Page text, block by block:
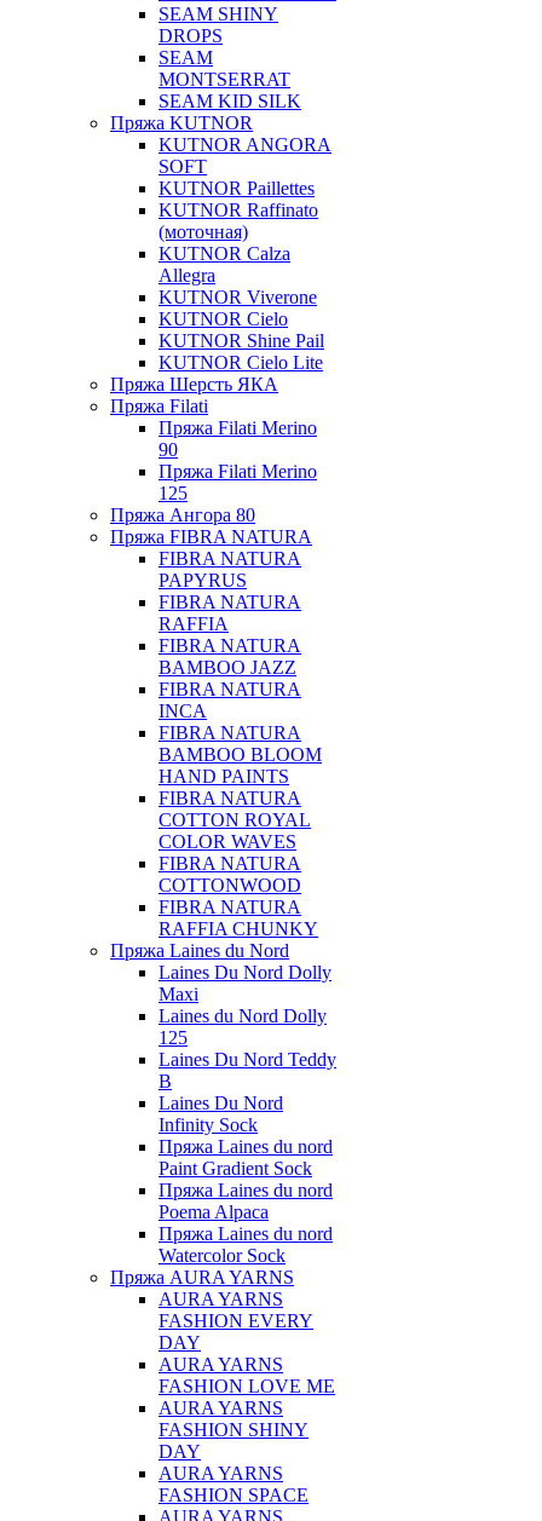
SEAM SHINY
DROPS
SEAM
MONTSERRAT
SEAM KID SILK
Пряжа KUTNOR
KUTNOR ANGORA
SOFT
KUTNOR Paillettes
KUTNOR Raffinato
(моточная)
KUTNOR Calza
Allegra
KUTNOR Viverone
KUTNOR Cielo
KUTNOR Shine Pail
KUTNOR Cielo Lite
Пряжа Шерсть ЯКА
Пряжа Filati
Пряжа Filati Merino
90
Пряжа Filati Merino
125
Пряжа Ангора 80
Пряжа FIBRA NATURA
FIBRA NATURA
PAPYRUS
FIBRA NATURA
RAFFIA
FIBRA NATURA
BAMBOO JAZZ
FIBRA NATURA
INCA
FIBRA NATURA
BAMBOO BLOOM
HAND PAINTS
FIBRA NATURA
COTTON ROYAL
COLOR WAVES
FIBRA NATURA
COTTONWOOD
FIBRA NATURA
RAFFIA CHUNKY
Пряжа Laines du Nord
Laines Du Nord Dolly
Maxi
Laines du Nord Dolly
125
Laines Du Nord Teddy
B
Laines Du Nord
Infinity Sock
Пряжа Laines du nord
Paint Gradient Sock
Пряжа Laines du nord
Poema Alpaca
Пряжа Laines du nord
Watercolor Sock
Пряжа AURA YARNS
AURA YARNS
FASHION EVERY
DAY
AURA YARNS
FASHION LOVE ME
AURA YARNS
FASHION SHINY
DAY
AURA YARNS
FASHION SPACE
AURA YARNS